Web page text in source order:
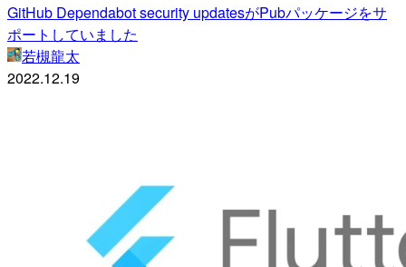
GitHub Dependabot security updatesがPubパッケージをサ
ポートしていました
若槻龍太
2022.12.19